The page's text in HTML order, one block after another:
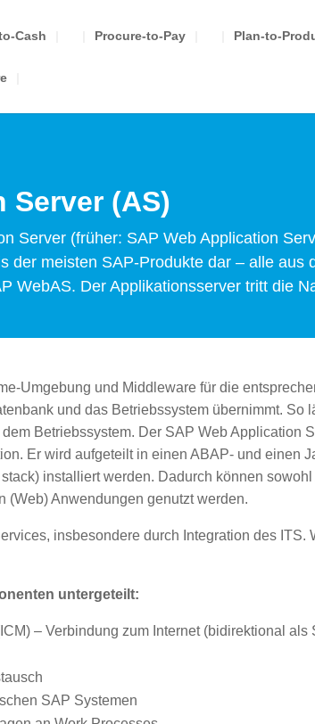
Cash Procure-to-Pay Plan-to-
Server (AS)
Server (früher: SAP Web Application
der meisten SAP-Produkte dar – alle
WebAS. Der Applikationsserver tritt die
Umgebung und Middleware für die
und das Betriebssystem übernimmt. So
Betriebssystem. Der SAP Web Application
Er wird aufgeteilt in einen ABAP- und einen
installiert werden. Dadurch können
(Web) Anwendungen genutzt werden.
insbesondere durch Integration des
untergeteilt:
– Verbindung zum Internet (bidirektional
SAP Systemen